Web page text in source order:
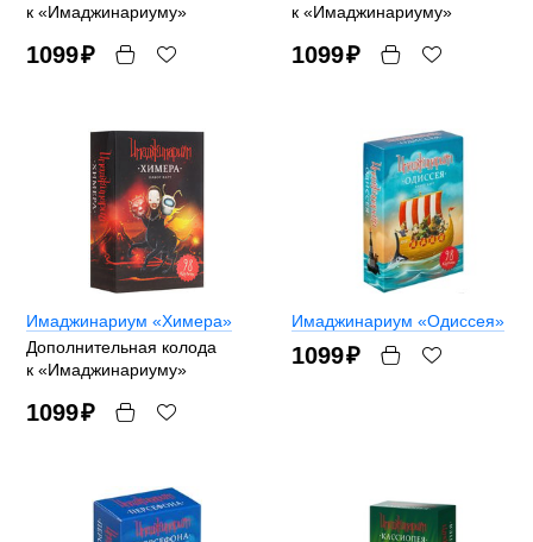
к «Имаджинариуму»
1099₽
к «Имаджинариуму»
1099₽
Имаджинариум «Химера»
Дополнительная колода
к «Имаджинариуму»
1099₽
Имаджинариум «Одиссея»
1099₽